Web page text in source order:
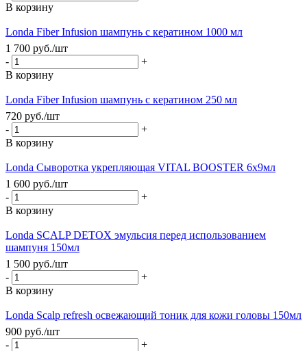
В корзину
Londа Fiber Infusion шампунь с кератином 1000 мл
1 700 руб./шт
-
+
В корзину
Londа Fiber Infusion шампунь с кератином 250 мл
720 руб./шт
-
+
В корзину
Londa Сыворотка укрепляющая VITAL BOOSTER 6x9мл
1 600 руб./шт
-
+
В корзину
Londa SCALP DETOX эмульсия перед использованием
шампуня 150мл
1 500 руб./шт
-
+
В корзину
Londa Scalp refresh освежающий тоник для кожи головы 150мл
900 руб./шт
-
+